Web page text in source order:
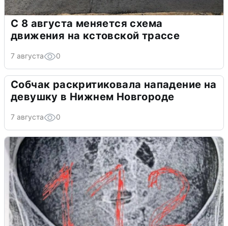
С 8 августа меняется схема
движения на кстовской трассе
7 августа 0
Собчак раскритиковала нападение на
девушку в Нижнем Новгороде
7 августа 0